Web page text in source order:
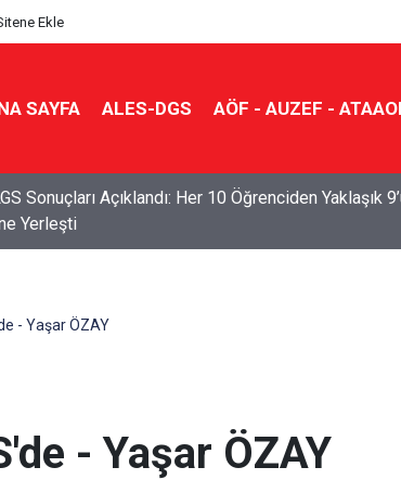
Ekle
SAYFA ALES-DGS AÖF - AUZEF -
Sonuçları Açıklandı: Her 10 Öğrenciden Yaklaşık
Yerleşti
- Yaşar ÖZAY
- Yaşar ÖZAY